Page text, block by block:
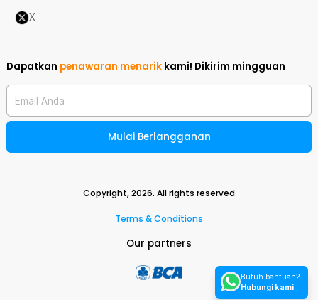
X
Dapatkan penawaran menarik kami! Dikirim mingguan
Email Anda
Mulai Berlangganan
Copyright,2026. All rights reserved
Terms & Conditions
Our partners
Butuh bantuan?
Hubungi kami